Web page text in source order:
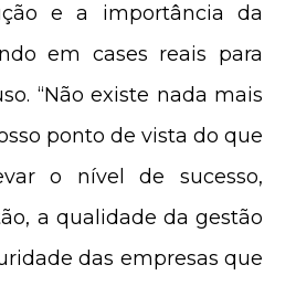
e a importância da
em cases reais para
“Não existe nada mais
ponto de vista do que
o nível de sucesso,
a qualidade da gestão
das empresas que